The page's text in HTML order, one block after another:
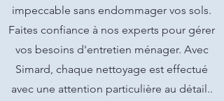
impeccable sans endommager vos sols.
Faites confiance à nos experts pour gérer
vos besoins d'entretien ménager. Avec
Simard, chaque nettoyage est effectué
avec une attention particulière au détail..